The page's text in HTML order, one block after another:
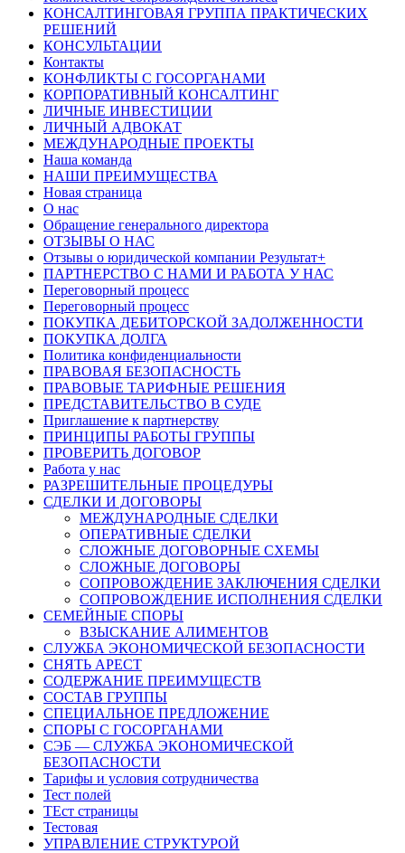
КОНСАЛТИНГОВАЯ ГРУППА ПРАКТИЧЕСКИХ
РЕШЕНИЙ
КОНСУЛЬТАЦИИ
Контакты
КОНФЛИКТЫ С ГОСОРГАНАМИ
КОРПОРАТИВНЫЙ КОНСАЛТИНГ
ЛИЧНЫЕ ИНВЕСТИЦИИ
ЛИЧНЫЙ АДВОКАТ
МЕЖДУНАРОДНЫЕ ПРОЕКТЫ
Наша команда
НАШИ ПРЕИМУЩЕСТВА
Новая страница
О нас
Обращение генерального директора
ОТЗЫВЫ О НАС
Отзывы о юридической компании Результат+
ПАРТНЕРСТВО С НАМИ И РАБОТА У НАС
Переговорный процесс
Переговорный процесс
ПОКУПКА ДЕБИТОРСКОЙ ЗАДОЛЖЕННОСТИ
ПОКУПКА ДОЛГА
Политика конфиденциальности
ПРАВОВАЯ БЕЗОПАСНОСТЬ
ПРАВОВЫЕ ТАРИФНЫЕ РЕШЕНИЯ
ПРЕДСТАВИТЕЛЬСТВО В СУДЕ
Приглашение к партнерству
ПРИНЦИПЫ РАБОТЫ ГРУППЫ
ПРОВЕРИТЬ ДОГОВОР
Работа у нас
РАЗРЕШИТЕЛЬНЫЕ ПРОЦЕДУРЫ
СДЕЛКИ И ДОГОВОРЫ
МЕЖДУНАРОДНЫЕ СДЕЛКИ
ОПЕРАТИВНЫЕ СДЕЛКИ
СЛОЖНЫЕ ДОГОВОРНЫЕ СХЕМЫ
СЛОЖНЫЕ ДОГОВОРЫ
СОПРОВОЖДЕНИЕ ЗАКЛЮЧЕНИЯ СДЕЛКИ
СОПРОВОЖДЕНИЕ ИСПОЛНЕНИЯ СДЕЛКИ
СЕМЕЙНЫЕ СПОРЫ
ВЗЫСКАНИЕ АЛИМЕНТОВ
СЛУЖБА ЭКОНОМИЧЕСКОЙ БЕЗОПАСНОСТИ
СНЯТЬ АРЕСТ
СОДЕРЖАНИЕ ПРЕИМУЩЕСТВ
СОСТАВ ГРУППЫ
СПЕЦИАЛЬНОЕ ПРЕДЛОЖЕНИЕ
СПОРЫ С ГОСОРГАНАМИ
СЭБ — СЛУЖБА ЭКОНОМИЧЕСКОЙ
БЕЗОПАСНОСТИ
Тарифы и условия сотрудничества
Тест полей
ТЕст страницы
Тестовая
УПРАВЛЕНИЕ СТРУКТУРОЙ